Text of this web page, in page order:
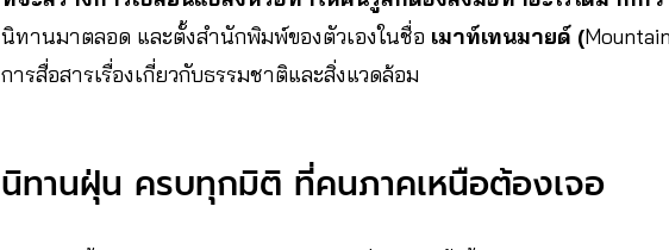
นิทานมาตลอด และตั้งสำนักพิมพ์ของตัวเองในชื่อ เมาท์เทนมายด์ (
การสื่อสารเรื่องเกี่ยวกับธรรมชาติและสิ่งแวดล้อม
นิทานฝุ่น ครบทุกมิติ ที่คนภาคเหนือต้องเจอ